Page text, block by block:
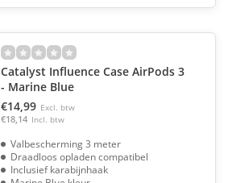
Catalyst Influence Case AirPods 3
- Marine Blue
€14,99 Excl. btw
€18,14 Incl. btw
Valbescherming 3 meter
Draadloos opladen compatibel
Inclusief karabijnhaak